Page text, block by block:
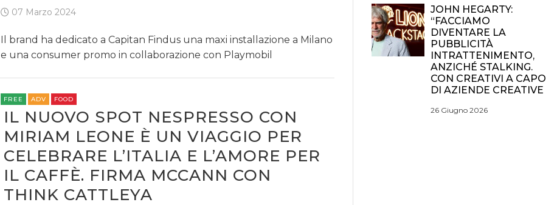
07 Marzo 2024
Il brand ha dedicato a Capitan Findus una maxi installazione a Milano
e una consumer promo in collaborazione con Playmobil
FREE ADV FOOD
IL NUOVO SPOT NESPRESSO CON
MIRIAM LEONE È UN VIAGGIO PER
CELEBRARE L’ITALIA E L’AMORE PER
IL CAFFÈ. FIRMA MCCANN CON
THINK CATTLEYA
JOHN HEGARTY:
“FACCIAMO
DIVENTARE LA
PUBBLICITÀ
INTRATTENIMENTO,
ANZICHÉ STALKING.
CON CREATIVI A CAPO
DI AZIENDE CREATIVE
26 Giugno 2026